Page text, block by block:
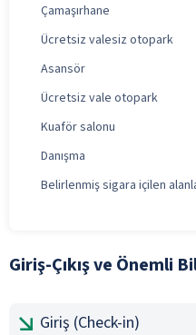
Çamaşırhane
Ücretsiz valesiz otopark
Asansör
Ücretsiz vale otopark
Kuaför salonu
Danışma
Belirlenmiş sigara içilen
Giriş-Çıkış ve Önemli
Giriş (Check-in)